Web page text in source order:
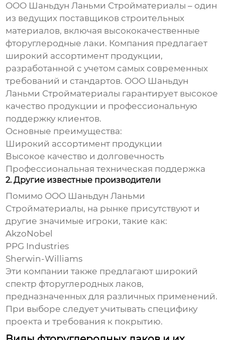
ООО Шаньдун Ланьми Стройматериалы – один
из ведущих поставщиков строительных
материалов, включая высококачественные
фторуглеродные лаки. Компания предлагает
широкий ассортимент продукции,
разработанной с учетом самых современных
требований и стандартов. ООО Шаньдун
Ланьми Стройматериалы гарантирует высокое
качество продукции и профессиональную
поддержку клиентов.
Основные преимущества:
Широкий ассортимент продукции
Высокое качество и долговечность
Профессиональная техническая поддержка
2. Другие известные производители
Помимо ООО Шаньдун Ланьми
Стройматериалы, на рынке присутствуют и
другие значимые игроки, такие как:
AkzoNobel
PPG Industries
Sherwin-Williams
Эти компании также предлагают широкий
спектр фторуглеродных лаков,
предназначенных для различных применений.
При выборе следует учитывать специфику
проекта и требования к покрытию.